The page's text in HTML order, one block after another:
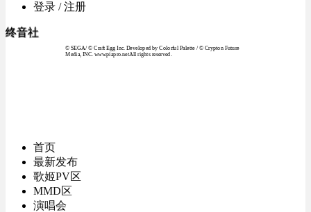
登录 / 注册
终音社
© SEGA / © Craft Egg Inc. Developed by Colorful Palette / © Crypton Future
Media, INC. www.piapro.netAll rights reserved.
首页
最新发布
歌姬PV区
MMD区
演唱会